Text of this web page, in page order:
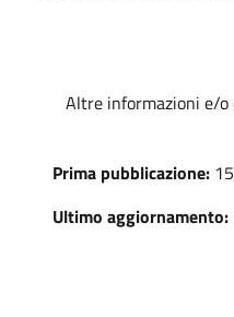
Altre informazioni e/
Prima pubblicazione:
Ultimo aggiornamento: